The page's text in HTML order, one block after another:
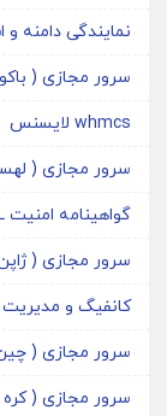
نمایندگی دامنه
سرور مجازی (
whmcs لایسنس
سرور مجازی (
گواهینامه امنیت SSL
سرور مجازی (
کانفیگ و مدیریت
سرور مجازی (
سرور مجازی (